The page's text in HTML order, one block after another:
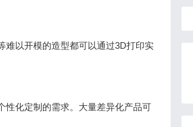
难以开模的造型都可以通过3D打印实
性化定制的需求。大量差异化产品可